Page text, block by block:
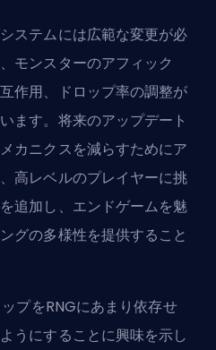
ステムには広範な変更が必
モンスターのアフィック
作用、ドロップ率の調整が
ます。将来のアップデート
カニクスを減らすためにア
高レベルのプレイヤーに挑
を追加し、エンドゲームを魅
グの多様性を提供すること
プをRNGにあまり依存せ
うにすることに興味を示し